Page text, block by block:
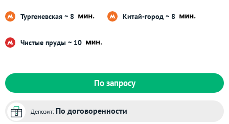
Тургеневская ~ 8 Китай-город ~ 8
Чистые пруды ~ 10
По запросу
Депозит: По договоренности